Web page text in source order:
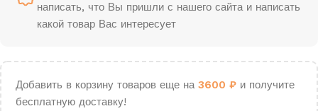
написать, что Вы пришли с нашего сайта и написать
какой товар Вас интересует
Добавить в корзину товаров еще на 3600 ₽ и получите
бесплатную доставку!